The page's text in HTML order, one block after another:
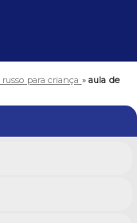
para criança »aula de